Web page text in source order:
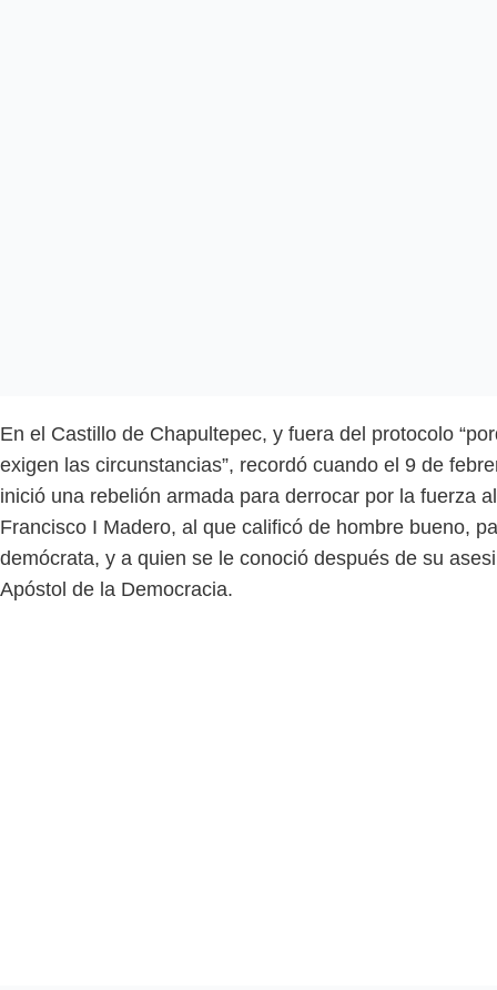
En el Castillo de Chapultepec, y fuera del protocolo
exigen las circunstancias”, recordó cuando el 9 de
inició una rebelión armada para derrocar por la fuerza
Francisco I Madero, al que calificó de hombre bueno,
demócrata, y a quien se le conoció después de su
Apóstol de la Democracia.